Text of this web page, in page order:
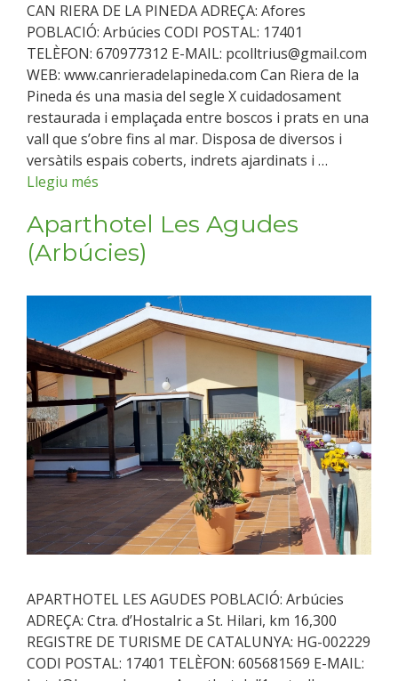
CAN RIERA DE LA PINEDA ADREÇA: Afores
POBLACIÓ: Arbúcies CODI POSTAL: 17401
TELÈFON: 670977312 E-MAIL: pcolltrius@gmail.com
WEB: www.canrieradelapineda.com Can Riera de la
Pineda és una masia del segle X cuidadosament
restaurada i emplaçada entre boscos i prats en una
vall que s’obre fins al mar. Disposa de diversos i
versàtils espais coberts, indrets ajardinats i …
Llegiu més
Aparthotel Les Agudes
(Arbúcies)
APARTHOTEL LES AGUDES POBLACIÓ: Arbúcies
ADREÇA: Ctra. d’Hostalric a St. Hilari, km 16,300
REGISTRE DE TURISME DE CATALUNYA: HG-002229
CODI POSTAL: 17401 TELÈFON: 605681569 E-MAIL: